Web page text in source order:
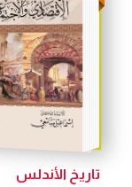
تاريخ الأندلس